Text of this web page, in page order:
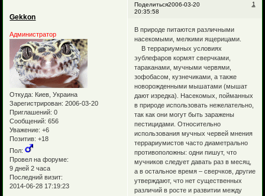
Поделиться 1
2006-03-20
20:35:58
Gekkon
Администратор
Откуда: Киев, Украина
Зарегистрирован: 2006-03-20
Приглашений: 0
Сообщений: 656
Уважение: +6
Позитив: +18
Пол:
Провел на форуме:
9 дней 2 часа
Последний визит:
2014-06-28 17:19:23
В природе питаются различными
насекомыми, мелкими ящерицами.
В террариумных условиях
эублефаров кормят сверчками,
тараканами, мучными червями,
зофобасом, кузнечиками, а также
новорожденными мышатами (мышат
дают изредка). Насекомых, пойманных
в природе использовать нежелательно,
так как они могут быть заражены
пестицидами. Относительно
использования мучных червей мнения
террариумистов часто диаметрально
противоположны: одни пишут, что
мучников следует давать раз в месяц,
а в остальное время – сверчков, другие
утверждают, что нет существенных
различий в росте и развитии между